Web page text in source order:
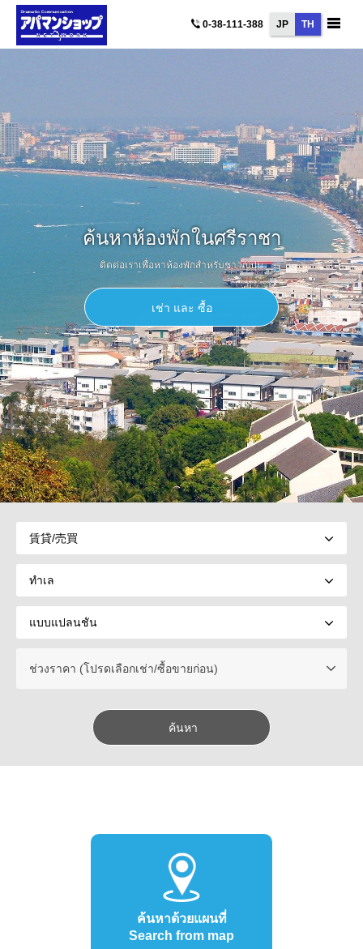
0-38-111-388 JP TH
ค้นหาห้องพักในศรีราชา
ติดต่อเราเพื่อหาห้องพักสำหรับชาวญี่ปุ่น
เช่า และ ซื้อ
ช่วงราคา (โปรดเลือกเช่า/ซื้อขายก่อน)
ค้นหาด้วยแผนที่
Search from map